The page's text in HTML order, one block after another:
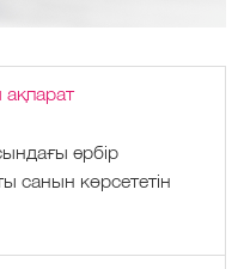
әрбір
санын көрсететін